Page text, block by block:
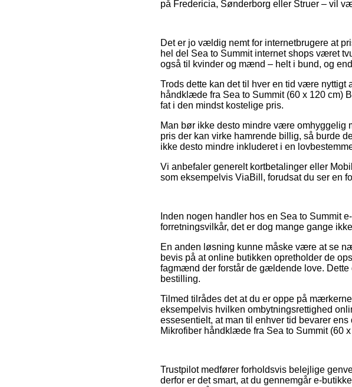
på Fredericia, Sønderborg eller Struer – vil
Det er jo vældig nemt for internetbrugere at
hel del Sea to Summit internet shops været
også til kvinder og mænd – helt i bund, og
Trods dette kan det til hver en tid være nyttigt
håndklæde fra Sea to Summit (60 x 120 cm)
fat i den mindst kostelige pris.
Man bør ikke desto mindre være omhyggelig
pris der kan virke hamrende billig, så burde
ikke desto mindre inkluderet i en
Vi anbefaler generelt kortbetalinger eller
som eksempelvis ViaBill, forudsat du ser en
Inden nogen handler hos en Sea to Summit
forretningsvilkår, det er dog mange gange
En anden løsning kunne måske være at se
bevis på at online butikken opretholder de
fagmænd der forstår de gældende love.
bestilling.
Tilmed tilrådes det at du er oppe på
eksempelvis hvilken ombytningsrettighed
essesentielt, at man til enhver tid bevarer
Mikrofiber håndklæde fra Sea to Summit (60
Trustpilot medfører forholdsvis belejlige
derfor er det smart, at du gennemgår e-